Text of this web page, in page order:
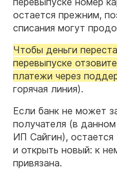
остается прежним,
списания могут
Чтобы деньги
перевыпуске
платежи через
горячая линия).
Если банк не может
получателя (в
ИП Сайгин), остается
и открыть новый: к
привязана.